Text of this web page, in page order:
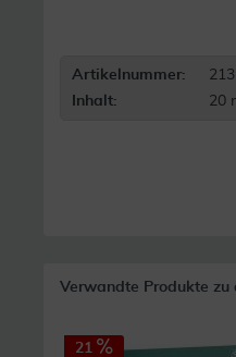
Artikelnummer:
Inhalt:
20
Verwandte Produkte zu
21